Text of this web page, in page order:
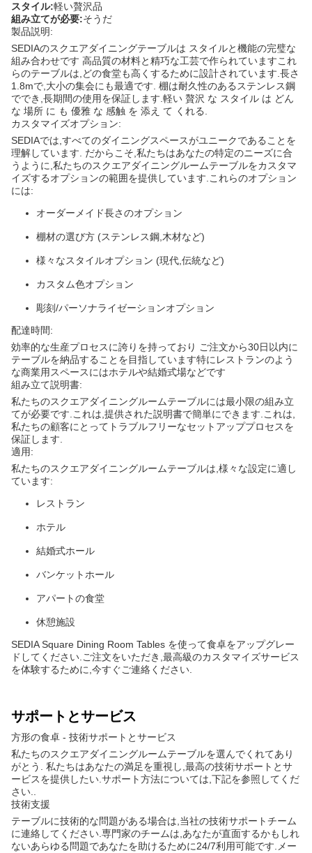
スタイル:軽い贅沢品
組み立てが必要:そうだ
製品説明:
SEDIAのスクエアダイニングテーブルは スタイルと機能の完璧な
組み合わせです 高品質の材料と精巧な工芸で作られていますこれ
らのテーブルは,どの食堂も高くするために設計されています.長さ
1.8mで,大小の集会にも最適です. 棚は耐久性のあるステンレス鋼
ででき,長期間の使用を保証します.軽い 贅沢 な スタイル は どん
な 場所 に も 優雅 な 感触 を 添え て くれる.
カスタマイズオプション:
SEDIAでは,すべてのダイニングスペースがユニークであることを
理解しています. だからこそ,私たちはあなたの特定のニーズに合
うように,私たちのスクエアダイニングルームテーブルをカスタマ
イズするオプションの範囲を提供しています.これらのオプション
には:
オーダーメイド長さのオプション
棚材の選び方 (ステンレス鋼,木材など)
様々なスタイルオプション (現代,伝統など)
カスタム色オプション
彫刻/パーソナライゼーションオプション
配達時間:
効率的な生産プロセスに誇りを持っており ご注文から30日以内に
テーブルを納品することを目指しています特にレストランのよう
な商業用スペースにはホテルや結婚式場などです
組み立て説明書:
私たちのスクエアダイニングルームテーブルには最小限の組み立
てが必要です.これは,提供された説明書で簡単にできます.これは,
私たちの顧客にとってトラブルフリーなセットアッププロセスを
保証します.
適用:
私たちのスクエアダイニングルームテーブルは,様々な設定に適し
ています:
レストラン
ホテル
結婚式ホール
バンケットホール
アパートの食堂
休憩施設
SEDIA Square Dining Room Tables を使って食卓をアップグレー
ドしてください.ご注文をいただき,最高級のカスタマイズサービス
を体験するために,今すぐご連絡ください.
サポートとサービス
方形の食卓 - 技術サポートとサービス
私たちのスクエアダイニングルームテーブルを選んでくれてあり
がとう. 私たちはあなたの満足を重視し,最高の技術サポートとサ
ービスを提供したい.サポート方法については,下記を参照してくだ
さい..
技術支援
テーブルに技術的な問題がある場合は,当社の技術サポートチーム
に連絡してください.専門家のチームは,あなたが直面するかもしれ
ないあらゆる問題であなたを助けるために24/7利用可能です.メー